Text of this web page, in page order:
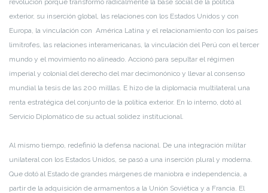
revolución porque transformó radicalmente la base social de la política
exterior, su inserción global, las relaciones con los Estados Unidos y con
Europa, la vinculación con América Latina y el relacionamiento con los países
limítrofes, las relaciones interamericanas, la vinculación del Perú con el tercer
mundo y el movimiento no alineado. Accionó para sepultar el régimen
imperial y colonial del derecho del mar decimonónico y llevar al consenso
mundial la tesis de las 200 milllas. E hizo de la diplomacia multilateral una
renta estratégica del conjunto de la política exterior. En lo interno, dotó al
Servicio Diplomático de su actual solidez institucional.
Al mismo tiempo, redefinió la defensa nacional. De una integración militar
unilateral con los Estados Unidos, se pasó a una inserción plural y moderna.
Que dotó al Estado de grandes márgenes de maniobra e independencia, a
partir de la adquisición de armamentos a la Unión Soviética y a Francia. El